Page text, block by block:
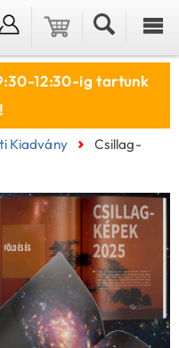
12:30-ig tartunk
Kiadvány
Csillag-